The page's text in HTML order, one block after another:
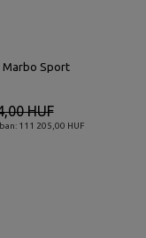
Marbo Sport
111 205,00 HUF
HUF